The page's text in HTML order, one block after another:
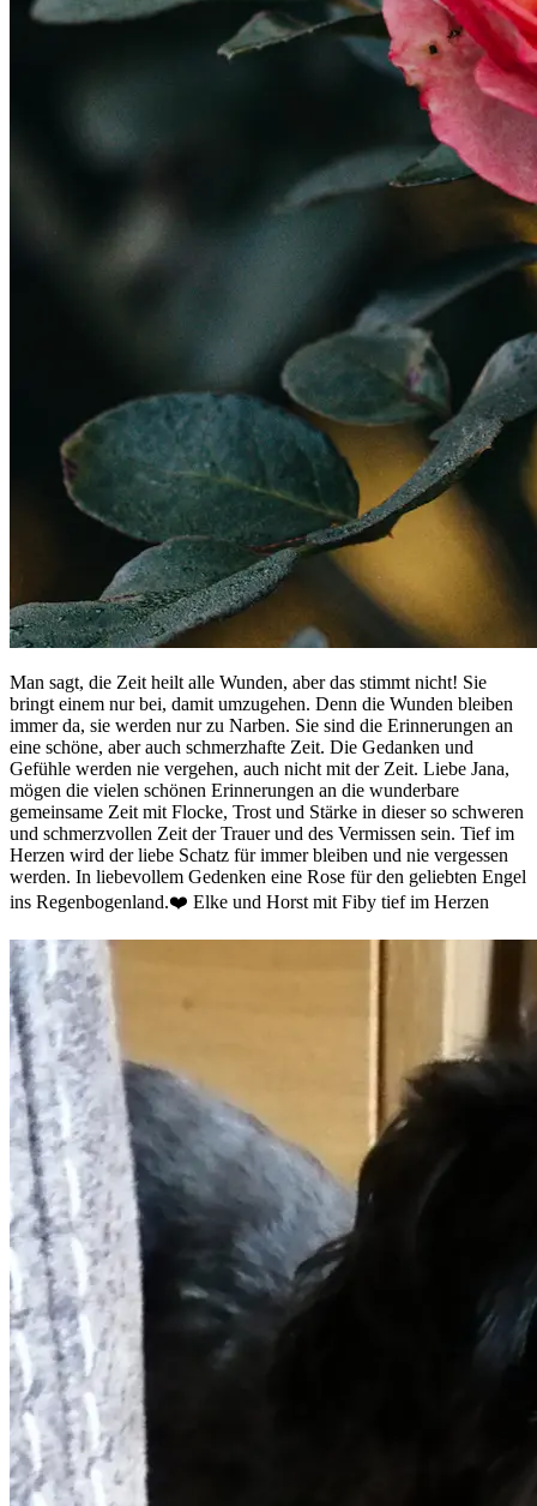
Man sagt, die Zeit heilt alle Wunden, aber das stimmt nicht! Sie
bringt einem nur bei, damit umzugehen. Denn die Wunden bleiben
immer da, sie werden nur zu Narben. Sie sind die Erinnerungen an
eine schöne, aber auch schmerzhafte Zeit. Die Gedanken und
Gefühle werden nie vergehen, auch nicht mit der Zeit. Liebe Jana,
mögen die vielen schönen Erinnerungen an die wunderbare
gemeinsame Zeit mit Flocke, Trost und Stärke in dieser so schweren
und schmerzvollen Zeit der Trauer und des Vermissen sein. Tief im
Herzen wird der liebe Schatz für immer bleiben und nie vergessen
werden. In liebevollem Gedenken eine Rose für den geliebten Engel
ins Regenbogenland.❤️ Elke und Horst mit Fiby tief im Herzen